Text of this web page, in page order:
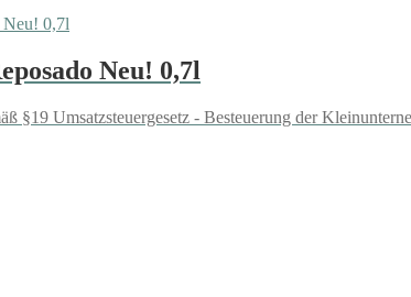
Neu! 0,7l
§19 Umsatzsteuergesetz - Besteuerung der